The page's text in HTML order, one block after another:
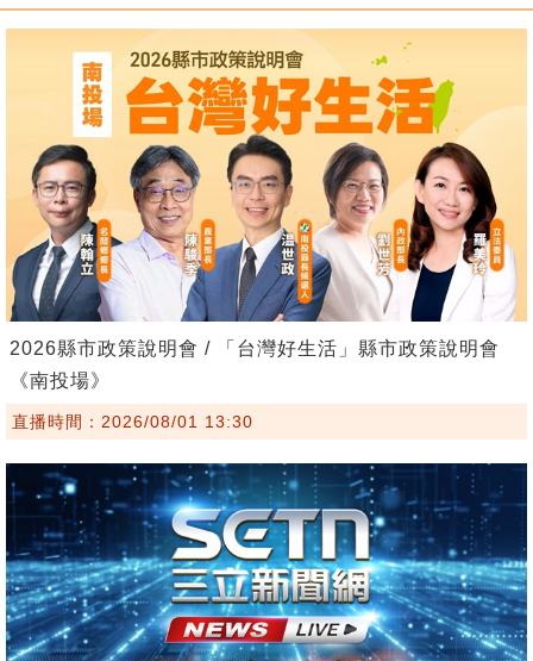
2026縣市政策說明會 / 「台灣好生活」縣市政策說明會
《南投場》
直播時間：2026/08/01 13:30